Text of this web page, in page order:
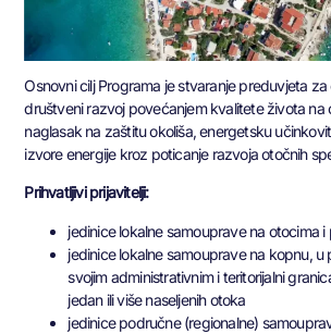
Osnovni cilj Programa je stvaranje preduvjeta
društveni razvoj povećanjem kvalitete života na
naglasak na zaštitu okoliša, energetsku
izvore energije kroz poticanje razvoja otočnih
Prihvatljivi prijavitelji:
jedinice lokalne samouprave na otocima i
jedinice lokalne samouprave na kopnu, u
svojim administrativnim i teritorijalni
jedan ili više naseljenih otoka
jedinice područne (regionalne)